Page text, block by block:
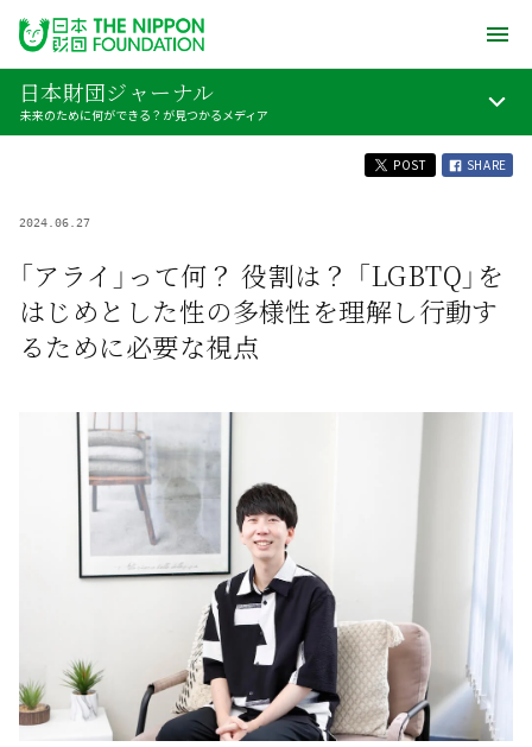
日本財団ジャーナル
未来のために何ができる？が見つかるメディア
POST SHARE
2024.06.27
「アライ」って何？ 役割は？ 「LGBTQ」を
はじめとした性の多様性を理解し行動す
るために必要な視点